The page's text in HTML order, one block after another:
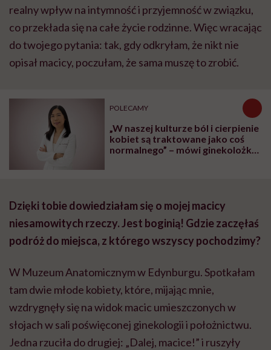
realny wpływ na intymność i przyjemność w związku,
co przekłada się na całe życie rodzinne. Więc wracając
do twojego pytania: tak, gdy odkryłam, że nikt nie
opisał macicy, poczułam, że sama muszę to zrobić.
POLECAMY
„W naszej kulturze ból i cierpienie
kobiet są traktowane jako coś
normalnego” – mówi ginekolożka
Dzięki tobie dowiedziałam się o mojej macicy
niesamowitych rzeczy. Jest boginią! Gdzie zaczęłaś
podróż do miejsca, z którego wszyscy pochodzimy?
W Muzeum Anatomicznym w Edynburgu. Spotkałam
tam dwie młode kobiety, które, mijając mnie,
wzdrygnęły się na widok macic umieszczonych w
słojach w sali poświęconej ginekologii i położnictwu.
Jedna rzuciła do drugiej: „Dalej, macice!” i ruszyły